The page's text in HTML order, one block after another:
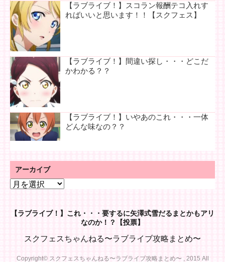
【ラブライブ！】スコラン報酬テコ入れす
ればいいと思います！！【スクフェス】
【ラブライブ！】間違い探し・・・どこだ
かわかる？？
【ラブライブ！】いやあのこれ・・・一体
どんな味なの？？
アーカイブ
ア
イ【ラブライブ！】これ・・・要するに矢澤式雪だるまとかもアリ
なのか！？【投票】
スクフェスちゃんねる〜ラブライブ攻略まとめ〜
Copyright© スクフェスちゃんねる〜ラブライブ攻略まとめ〜 , 2015 All